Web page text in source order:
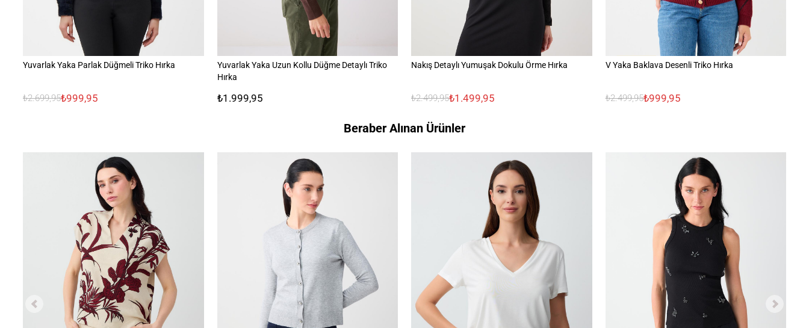
Yuvarlak Yaka Parlak Düğmeli Triko Hırka
₺2.699,95₺999,95
Yuvarlak Yaka Uzun Kollu Düğme Detaylı Triko
Hırka
₺1.999,95
Nakış Detaylı Yumuşak Dokulu Örme Hırka
₺2.499,95₺1.499,95
V Yaka Baklava Desenli Triko Hırka
₺2.499,95₺999,95
Beraber Alınan Ürünler